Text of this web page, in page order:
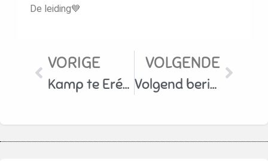
De leiding💙
VORIGE
Kamp te Erézee 2025
VOLGENDE
Volgend bericht